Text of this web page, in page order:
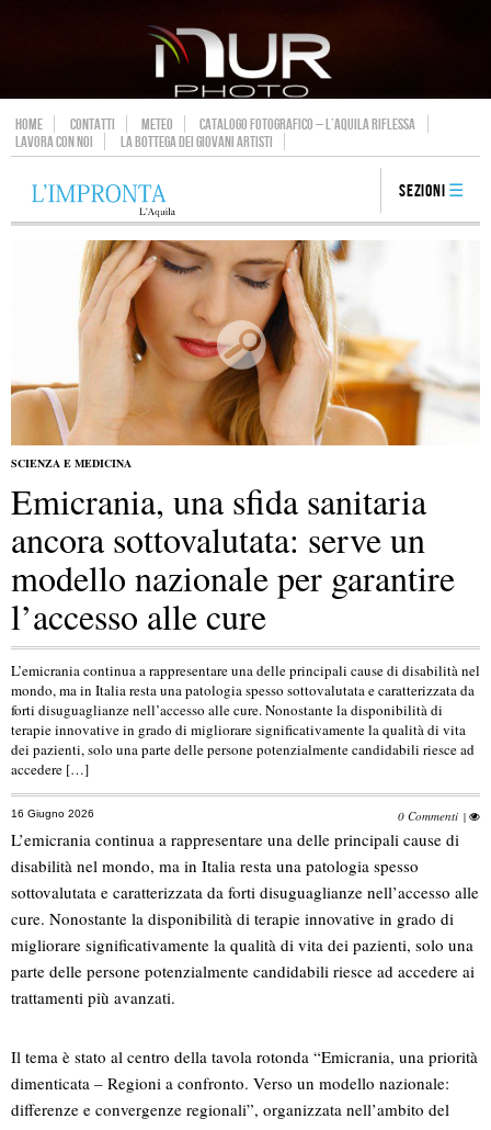
HOME CONTATTI METEO
CATALOGO FOTOGRAFICO – L’AQUILA RIFLESSA
LAVORA CON NOI
LA BOTTEGA DEI GIOVANI ARTISTI
Sezioni
SCIENZA E MEDICINA
Emicrania, una sfida sanitaria
ancora sottovalutata: serve un
modello nazionale per garantire
l’accesso alle cure
L’emicrania continua a rappresentare una delle principali cause di disabilità nel
mondo, ma in Italia resta una patologia spesso sottovalutata e caratterizzata da
forti disuguaglianze nell’accesso alle cure. Nonostante la disponibilità di
terapie innovative in grado di migliorare significativamente la qualità di vita
dei pazienti, solo una parte delle persone potenzialmente candidabili riesce ad
accedere […]
16 Giugno 2026 0 Commenti |
L’emicrania continua a rappresentare una delle principali cause di
disabilità nel mondo, ma in Italia resta una patologia spesso
sottovalutata e caratterizzata da forti disuguaglianze nell’accesso alle
cure. Nonostante la disponibilità di terapie innovative in grado di
migliorare significativamente la qualità di vita dei pazienti, solo una
parte delle persone potenzialmente candidabili riesce ad accedere ai
trattamenti più avanzati.
Il tema è stato al centro della tavola rotonda “Emicrania, una priorità
dimenticata – Regioni a confronto. Verso un modello nazionale:
differenze e convergenze regionali”, organizzata nell’ambito del